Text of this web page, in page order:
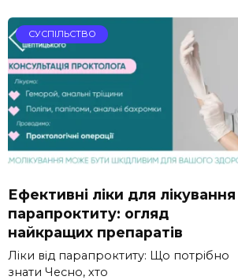
СУСПІЛЬСТВО
Ефективні ліки для лікування
парапроктиту: огляд
найкращих препаратів
Ліки від парапроктиту: Що потрібно
знати Чесно, хто